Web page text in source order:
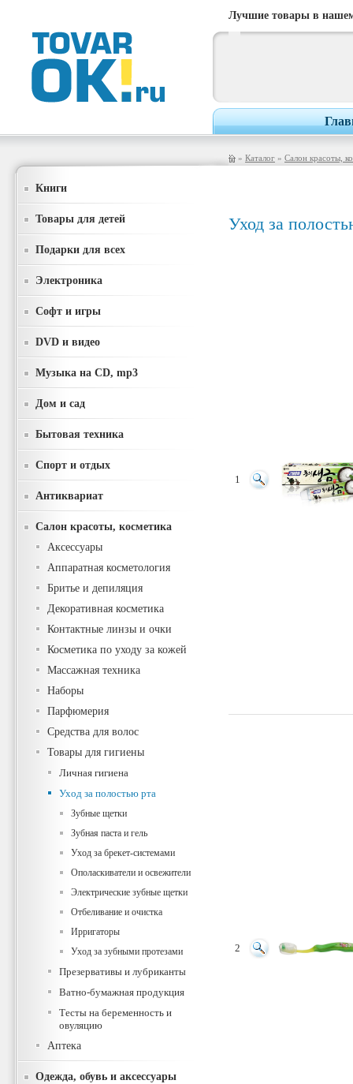
Лучшие товары в
» Каталог » Салон красоты,
Книги
Товары для детей
Подарки для всех
Электроника
Софт и игры
DVD и видео
Музыка на CD, mp3
Дом и сад
Бытовая техника
Спорт и отдых
Антиквариат
Салон красоты, косметика
Аксессуары
Аппаратная косметология
Бритье и депиляция
Декоративная косметика
Контактные линзы и очки
Косметика по уходу за кожей
Массажная техника
Наборы
Парфюмерия
Средства для волос
Товары для гигиены
Личная гигиена
Уход за полостью рта
Зубные щетки
Зубная паста и гель
Уход за брекет-системами
Ополаскиватели и освежители
Электрические зубные щетки
Отбеливание и очистка
Ирригаторы
Уход за зубными протезами
Презервативы и лубриканты
Ватно-бумажная продукция
Тесты на беременность и
овуляцию
Аптека
Одежда, обувь и аксессуары
Уход за
1
2